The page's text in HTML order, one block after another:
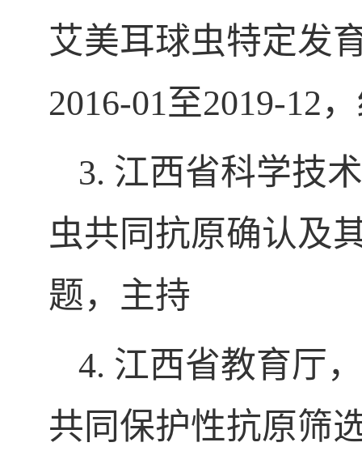
艾美耳球虫特定发
2016-01至2019-12
3. 江西省科学技
虫共同抗原确认及
题， 主持
4. 江西省教育厅
共同保护性抗原筛